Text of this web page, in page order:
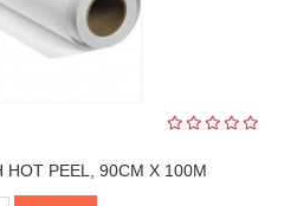
HOT PEEL, 90CM X 100M